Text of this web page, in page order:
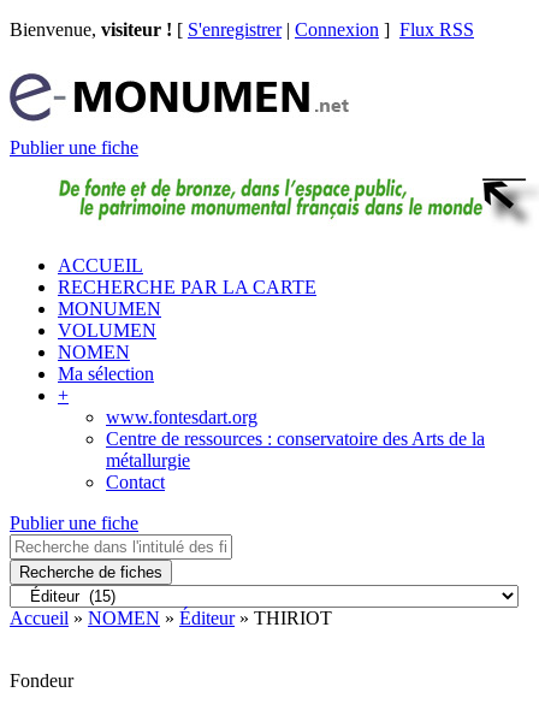
Bienvenue, visiteur ! [ S'enregistrer| Connexion ] Flux RSS
Publier une fiche
ACCUEIL
RECHERCHE PAR LA CARTE
MONUMEN
VOLUMEN
NOMEN
Ma sélection
+
www.fontesdart.org
Centre de ressources : conservatoire des Arts de la
métallurgie
Contact
Publier une fiche
Recherche de fiches
Accueil » NOMEN » Éditeur» THIRIOT
Fondeur